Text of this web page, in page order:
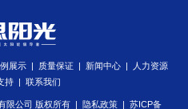
展示 | 质量保证 | 新闻中心 |
人力资源
持| 联系我们
限公司 版权所有 | 隐私政策| 苏ICP备